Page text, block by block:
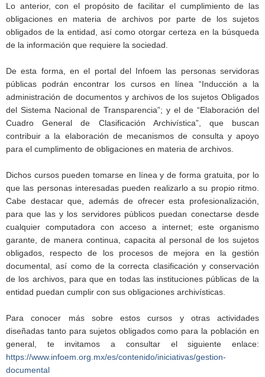
Lo anterior, con el propósito de facilitar el cumplimiento de las
obligaciones en materia de archivos por parte de los sujetos
obligados de la entidad, así como otorgar certeza en la búsqueda
de la información que requiere la sociedad.
De esta forma, en el portal del Infoem las personas servidoras
públicas podrán encontrar los cursos en línea “Inducción a la
administración de documentos y archivos de los sujetos Obligados
del Sistema Nacional de Transparencia”; y el de “Elaboración del
Cuadro General de Clasificación Archivística”, que buscan
contribuir a la elaboración de mecanismos de consulta y apoyo
para el cumplimento de obligaciones en materia de archivos.
Dichos cursos pueden tomarse en línea y de forma gratuita, por lo
que las personas interesadas pueden realizarlo a su propio ritmo.
Cabe destacar que, además de ofrecer esta profesionalización,
para que las y los servidores públicos puedan conectarse desde
cualquier computadora con acceso a internet; este organismo
garante, de manera continua, capacita al personal de los sujetos
obligados, respecto de los procesos de mejora en la gestión
documental, así como de la correcta clasificación y conservación
de los archivos, para que en todas las instituciones públicas de la
entidad puedan cumplir con sus obligaciones archivísticas.
Para conocer más sobre estos cursos y otras actividades
diseñadas tanto para sujetos obligados como para la población en
general, te invitamos a consultar el siguiente enlace:
https://www.infoem.org.mx/es/contenido/iniciativas/gestion-
documental